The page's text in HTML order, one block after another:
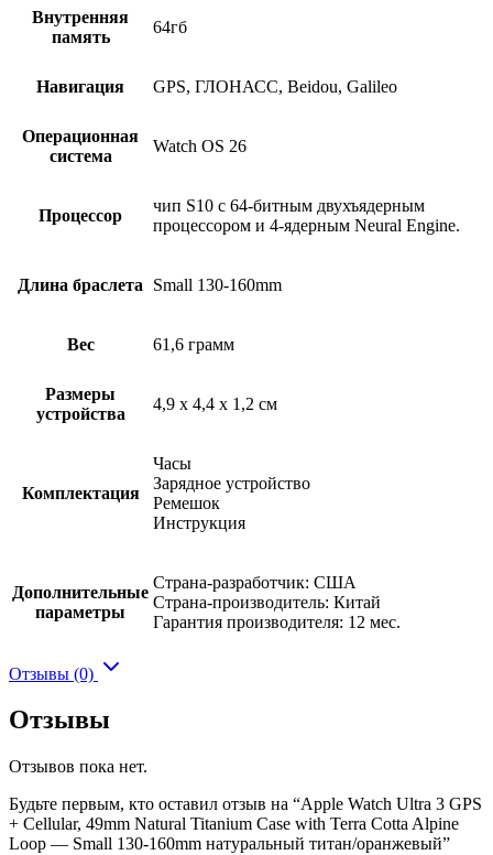
Внутренняя
память
64гб
Навигация GPS, ГЛОНАСС, Beidou, Galileo
Операционная
система
Watch OS 26
Процессор
чип S10 с 64‑битным двухъядерным
процессором и 4‑ядерным Neural Engine.
Длина браслета Small 130-160mm
Вес 61,6 грамм
Размеры
устройства
4,9 x 4,4 x 1,2 см
Комплектация
Часы
Зарядное устройство
Ремешок
Инструкция
Дополнительные
параметры
Страна-разработчик: США
Страна-производитель: Китай
Гарантия производителя: 12 мес.
Отзывы (0)
Отзывы
Отзывов пока нет.
Будьте первым, кто оставил отзыв на “Apple Watch Ultra 3 GPS
+ Cellular, 49mm Natural Titanium Case with Terra Cotta Alpine
Loop — Small 130-160mm натуральный титан/оранжевый”